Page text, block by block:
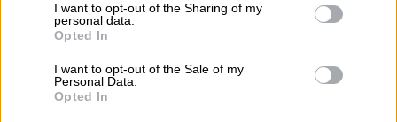
not limited to your visit or usage behaviour. You may click to
grant or deny consent to Google and its third-party tags to
use your data for below specified purposes in below Google
consent section.
I want to opt-out of the Sharing of my
personal data.
Opted In
I want to opt-out of the Sale of my
Personal Data.
Opted In
Πανικός στη Λαμία: Μεθυσμένος
οδηγός προσέκρουσε σε πέντε
οχήματα και τα εγκατέλειψε